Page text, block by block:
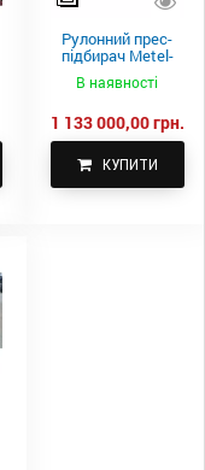
Рулонний прес-
підбирач Metel-
Fach Z 587
В наявності
1 133 000,00 грн.
КУПИТИ